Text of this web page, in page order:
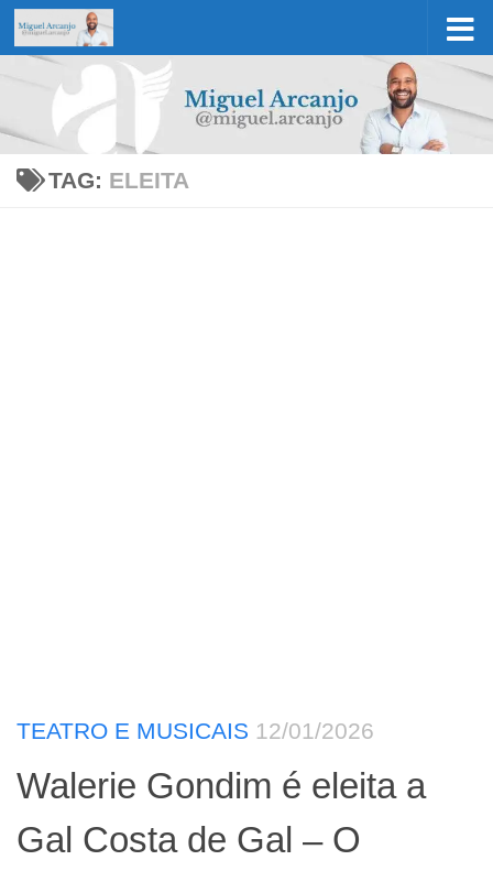
Skip to content
TAG: ELEITA
TEATRO E MUSICAIS 12/01/2026
Walerie Gondim é eleita a
Gal Costa de Gal – O